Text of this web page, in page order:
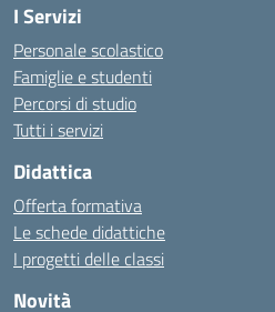
I Servizi
Personale scolastico
Famiglie e studenti
Percorsi di studio
Tutti i servizi
Didattica
Offerta formativa
Le schede didattiche
I progetti delle classi
Novità